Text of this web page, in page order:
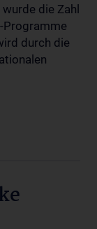
die Zahl
Programme
durch die